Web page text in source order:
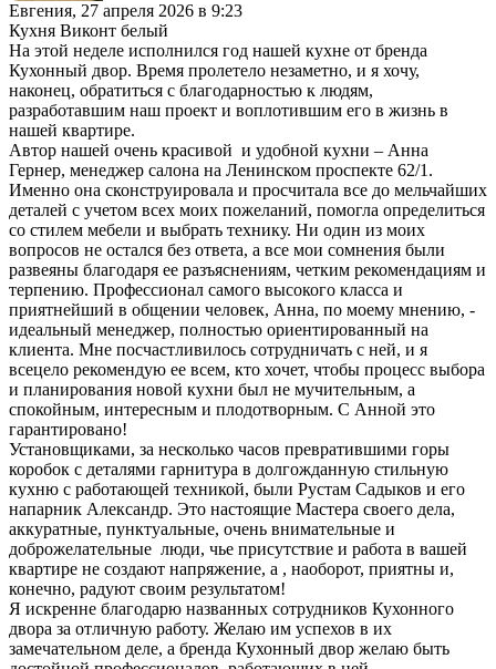
Евгения, 27 апреля 2026 в 9:23
Кухня Виконт белый
На этой неделе исполнился год нашей кухне от бренда
Кухонный двор. Время пролетело незаметно, и я хочу,
наконец, обратиться с благодарностью к людям,
разработавшим наш проект и воплотившим его в жизнь в
нашей квартире.
Автор нашей очень красивой и удобной кухни – Анна
Гернер, менеджер салона на Ленинском проспекте 62/1.
Именно она сконструировала и просчитала все до мельчайших
деталей с учетом всех моих пожеланий, помогла определиться
со стилем мебели и выбрать технику. Ни один из моих
вопросов не остался без ответа, а все мои сомнения были
развеяны благодаря ее разъяснениям, четким рекомендациям и
терпению. Профессионал самого высокого класса и
приятнейший в общении человек, Анна, по моему мнению, -
идеальный менеджер, полностью ориентированный на
клиента. Мне посчастливилось сотрудничать с ней, и я
всецело рекомендую ее всем, кто хочет, чтобы процесс выбора
и планирования новой кухни был не мучительным, а
спокойным, интересным и плодотворным. С Анной это
гарантировано!
Установщиками, за несколько часов превратившими горы
коробок с деталями гарнитура в долгожданную стильную
кухню с работающей техникой, были Рустам Садыков и его
напарник Александр. Это настоящие Мастера своего дела,
аккуратные, пунктуальные, очень внимательные и
доброжелательные люди, чье присутствие и работа в вашей
квартире не создают напряжение, а , наоборот, приятны и,
конечно, радуют своим результатом!
Я искренне благодарю названных сотрудников Кухонного
двора за отличную работу. Желаю им успехов в их
замечательном деле, а бренда Кухонный двор желаю быть